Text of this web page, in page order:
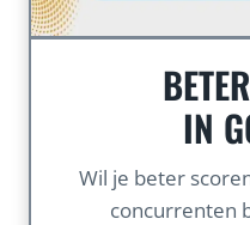
IN
Wil je beter
concurrenten